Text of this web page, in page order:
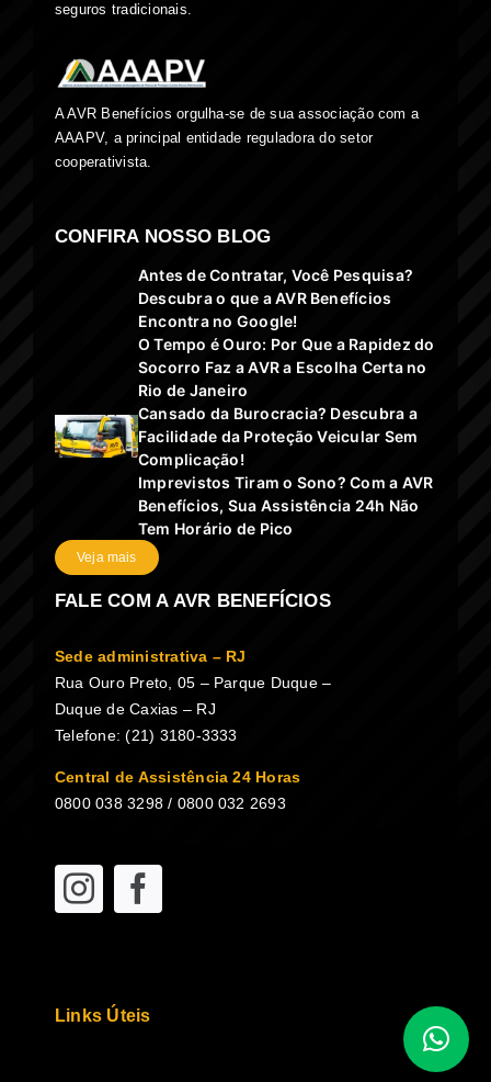
seguros tradicionais.
A AVR Benefícios orgulha-se de sua associação com a
AAAPV, a principal entidade reguladora do setor
cooperativista.
CONFIRA NOSSO BLOG
Antes de Contratar, Você Pesquisa?
Descubra o que a AVR Benefícios
Encontra no Google!
O Tempo é Ouro: Por Que a Rapidez do
Socorro Faz a AVR a Escolha Certa no
Rio de Janeiro
Cansado da Burocracia? Descubra a
Facilidade da Proteção Veicular Sem
Complicação!
Imprevistos Tiram o Sono? Com a AVR
Benefícios, Sua Assistência 24h Não
Tem Horário de Pico
Veja mais
FALE COM A AVR BENEFÍCIOS
Sede administrativa – RJ
Rua Ouro Preto, 05 – Parque Duque –
Duque de Caxias – RJ
Telefone: (21) 3180-3333
Central de Assistência 24 Horas
0800 038 3298 / 0800 032 2693
Links Úteis